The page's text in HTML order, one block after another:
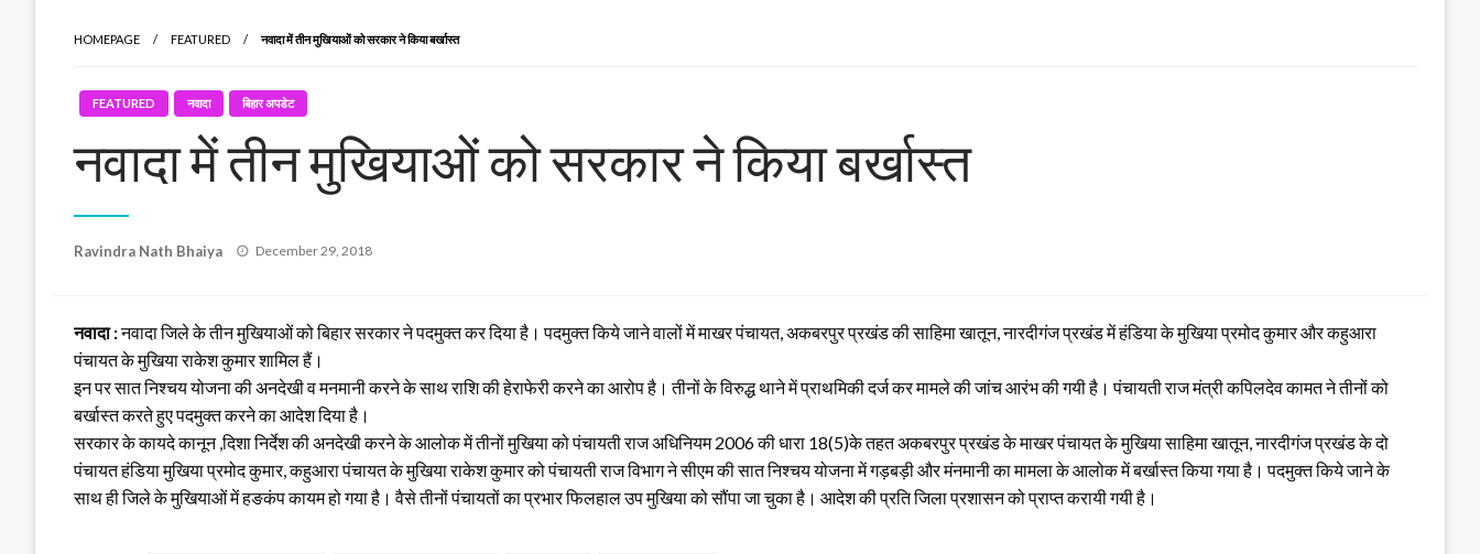
HOMEPAGE FEATURED नवादा में तीन मुखियाओं को सरकार ने किया बर्खास्त
FEATURED नवादा बिहार अपडेट
नवादा में तीन मुखियाओं को सरकार ने किया बर्खास्त
Ravindra Nath Bhaiya
Posted
December 29, 2018
नवादा :नवादा जिले के तीन मुखियाओं को बिहार सरकार ने पदमुक्त कर दिया है। पदमुक्त किये जाने वालों में माखर पंचायत, अकबरपुर प्रखंड की साहिमा खातून, नारदीगंज प्रखंड में हंडिया के मुखिया प्रमोद कुमार और कहुआरा
पंचायत के मुखिया राकेश कुमार शामिल हैं।
इन पर सात निश्चय योजना की अनदेखी व मनमानी करने के साथ राशि की हेराफेरी करने का आरोप है। तीनों के विरुद्ध थाने में प्राथमिकी दर्ज कर मामले की जांच आरंभ की गयी है। पंचायती राज मंत्री कपिलदेव कामत ने तीनों को
बर्खास्त करते हुए पदमुक्त करने का आदेश दिया है।
सरकार के कायदे कानून ,दिशा निर्देश की अनदेखी करने के आलोक में तीनों मुखिया को पंचायती राज अधिनियम 2006 की धारा 18(5)के तहत अकबरपुर प्रखंड के माखर पंचायत के मुखिया साहिमा खातून, नारदीगंज प्रखंड के दो
पंचायत हंडिया मुखिया प्रमोद कुमार, कहुआरा पंचायत के मुखिया राकेश कुमार को पंचायती राज विभाग ने सीएम की सात निश्चय योजना में गड़बड़ी और मंनमानी का मामला के आलोक में बर्खास्त किया गया है। पदमुक्त किये जाने के
साथ ही जिले के मुखियाओं में हङकंप कायम हो गया है। वैसे तीनों पंचायतों का प्रभार फिलहाल उप मुखिया को सौंपा जा चुका है। आदेश की प्रति जिला प्रशासन को प्राप्त करायी गयी है।